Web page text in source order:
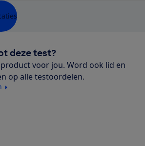
deze test?
voor jou. Word ook lid en
op alle testoordelen.